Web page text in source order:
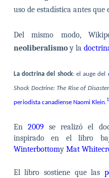
uso de estadística antes que
Del mismo modo,
neoliberalismoy la
La doctrina del shock: el auge del
Shock Doctrine: The Rise of
periodista canadiense Naomi Klein.1
En2009 se realizó el
inspirado en el libro
Winterbottomy Mat
El libro sostiene que las